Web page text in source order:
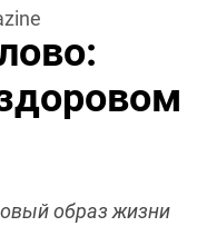
образ жизни